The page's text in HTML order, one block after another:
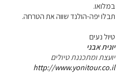
במלואו.
תבלו יפה-הולנד שווה את הטרחה.
טיול נעים
יונית אבני
יועצת ומתכננת טיולים
http://www.yonitour.co.il